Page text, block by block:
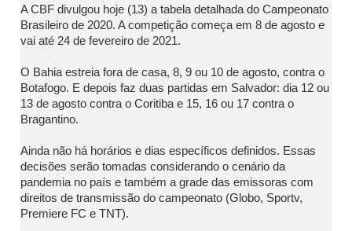
A CBF divulgou hoje (13) a tabela detalhada do Campeonato
Brasileiro de 2020. A competição começa em 8 de agosto e
vai até 24 de fevereiro de 2021.
O Bahia estreia fora de casa, 8, 9 ou 10 de agosto, contra o
Botafogo. E depois faz duas partidas em Salvador: dia 12 ou
13 de agosto contra o Coritiba e 15, 16 ou 17 contra o
Bragantino.
Ainda não há horários e dias específicos definidos. Essas
decisões serão tomadas considerando o cenário da
pandemia no país e também a grade das emissoras com
direitos de transmissão do campeonato (Globo, Sportv,
Premiere FC e TNT).